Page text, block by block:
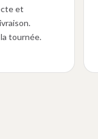
et
tournée.